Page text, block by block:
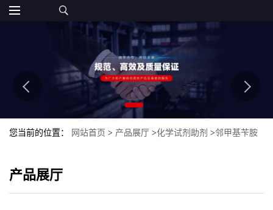
您当前的位置： 网站首页 > 产品展厅 >化学试剂助剂 >邻甲基苄胺
产品展厅